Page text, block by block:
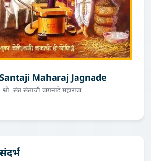
Maharaj Jagnade
श्री. संत संताजी जगनाडे महाराज